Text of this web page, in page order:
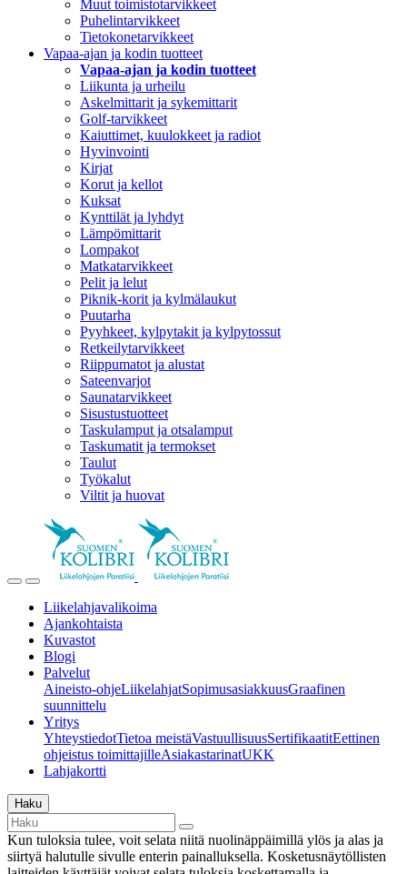
Muut toimistotarvikkeet
Puhelintarvikkeet
Tietokonetarvikkeet
Vapaa-ajan ja kodin tuotteet
Vapaa-ajan ja kodin tuotteet
Liikunta ja urheilu
Askelmittarit ja sykemittarit
Golf-tarvikkeet
Kaiuttimet, kuulokkeet ja radiot
Hyvinvointi
Kirjat
Korut ja kellot
Kuksat
Kynttilät ja lyhdyt
Lämpömittarit
Lompakot
Matkatarvikkeet
Pelit ja lelut
Piknik-korit ja kylmälaukut
Puutarha
Pyyhkeet, kylpytakit ja kylpytossut
Retkeilytarvikkeet
Riippumatot ja alustat
Sateenvarjot
Saunatarvikkeet
Sisustustuotteet
Taskulamput ja otsalamput
Taskumatit ja termokset
Taulut
Työkalut
Viltit ja huovat
Liikelahjavalikoima
Ajankohtaista
Kuvastot
Blogi
Palvelut
Aineisto-ohjeLiikelahjatSopimusasiakkuusGraafinen
suunnittelu
Yritys
YhteystiedotTietoa meistäVastuullisuusSertifikaatitEettinen
ohjeistus toimittajilleAsiakastarinatUKK
Lahjakortti
Haku
Kun tuloksia tulee, voit selata niitä nuolinäppäimillä ylös ja alas ja
siirtyä halutulle sivulle enterin painalluksella. Kosketusnäytöllisten